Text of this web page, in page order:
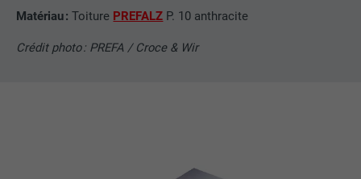
Matériau :Toiture PREFALZ P. 10 anthracite
Crédit photo : PREFA / Croce & Wir
plusieurs sites Internet afin d'afficher de
la publicité adaptée aux préférences de